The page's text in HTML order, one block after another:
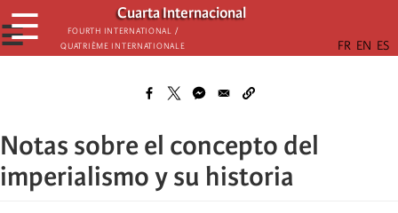
Skip
to
main
Cuarta Internacional
Fourth International /
Quatrième internationale
☰
☰
Notas sobre el concepto del
imperialismo y su historia